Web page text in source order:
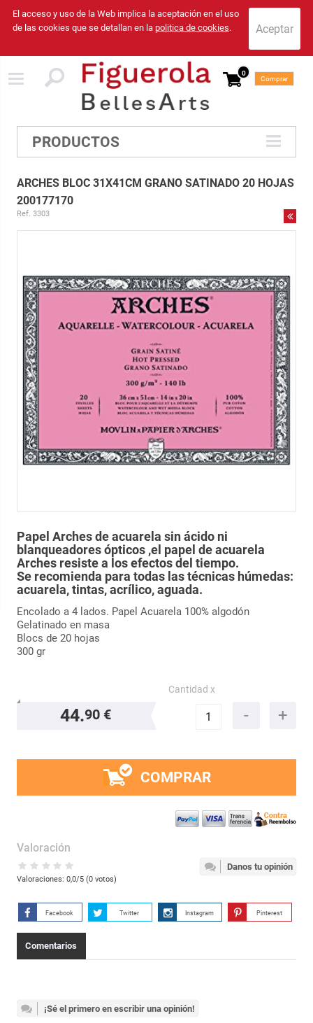
El acceso y uso de la Web implica la aceptación en el uso
de las cookies que se detallan en la politica de cookies.
0
Comprar
PRODUCTOS
ARCHES BLOC 31X41CM GRANO SATINADO 20 HOJAS
200177170
Ref. 3303
Papel Arches de acuarela sin ácido ni
blanqueadores ópticos ,el papel de acuarela
Arches resiste a los efectos del tiempo.
Se recomienda para todas las técnicas húmedas:
acuarela, tintas, acrílico, aguada.
Encolado a 4 lados. Papel Acuarela 100% algodón
Gelatinado en masa
Blocs de 20 hojas
300 gr
44.90 €
Cantidad x
COMPRAR
Danos tu opinión
Valoración
Valoraciones: 0,0/5 (0votos)
Facebook Twitter Instagram Pinterest
Comentarios
¡Sé el primero en escribir una opinión!